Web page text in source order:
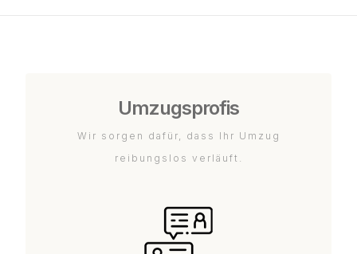
Umzugsprofis
Wir sorgen dafür, dass Ihr Umzug
reibungslos verläuft.